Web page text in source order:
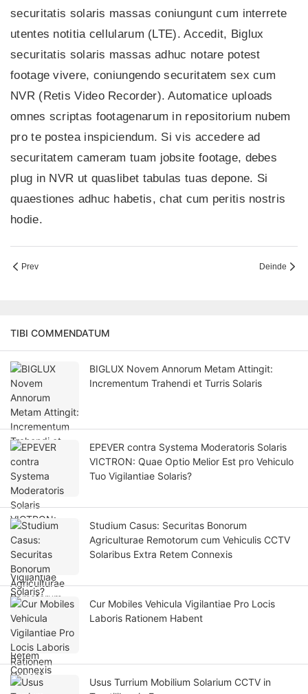
securitatis solaris massas coniungunt cum interrete
utentes notitia cellularum (LTE). Accedit, Biglux
securitatis solaris massas adhuc notare potest
footage vivere, coniungendo securitatem sex cum
NVR (Retis Video Recorder). Automatice uploads
omnes scriptas footagenarum in repositorium nubem
pro te postea inspiciendum. Si vis accedere ad
securitatem cameram tuam jobsite footage, debes
plug in NVR ut quaslibet tabulas tuas depone. Si
quaestiones adhuc habetis, chat cum peritis nostris
hodie.
Prev Deinde
TIBI COMMENDATUM
BIGLUX Novem Annorum Metam Attingit:
Incrementum Trahendi et Turris Solaris
EPEVER contra Systema Moderatoris Solaris
VICTRON: Quae Optio Melior Est pro Vehiculo
Tuo Vigilantiae Solaris?
Studium Casus: Securitas Bonorum
Agriculturae Remotorum cum Vehiculis CCTV
Solaribus Extra Retem Connexis
Cur Mobiles Vehicula Vigilantiae Pro Locis
Laboris Rationem Habent
Usus Turrium Mobilium Solarium CCTV in